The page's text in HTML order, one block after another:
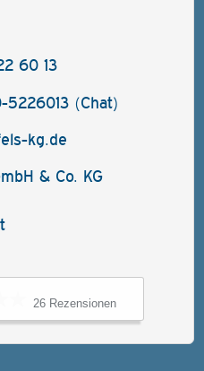
60 13
(Chat)
kg.de
& Co. KG
26 Rezensionen